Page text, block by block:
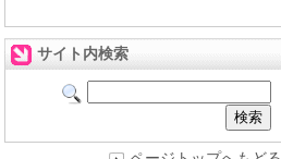
サイト内検索